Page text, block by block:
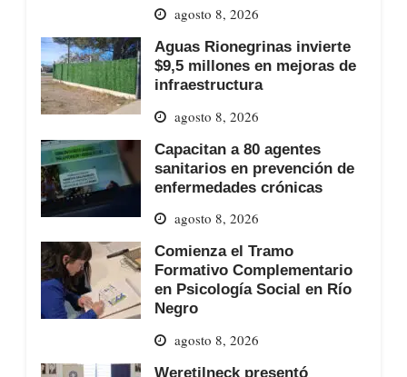
agosto 8, 2026
Aguas Rionegrinas invierte
$9,5 millones en mejoras de
infraestructura
agosto 8, 2026
Capacitan a 80 agentes
sanitarios en prevención de
enfermedades crónicas
agosto 8, 2026
Comienza el Tramo
Formativo Complementario
en Psicología Social en Río
Negro
agosto 8, 2026
Weretilneck presentó